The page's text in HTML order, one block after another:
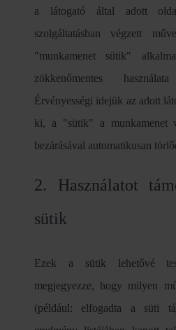
a látogató által adott
szolgáltatásban végzett
"munkamenet sütik"
zökkenőmentes
Érvényességi idejük az adott
ki, a "sütik" a munkamenet
bezárásával automatikusan
2. Használatot
sütik
Ezek a sütik lehetővé
megjegyezze, hogy milyen
(például: elfogadta a süti